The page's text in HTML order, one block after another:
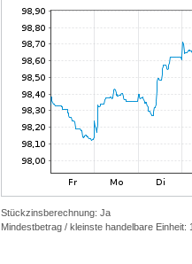
Stückzinsberechnung: Ja
Mindestbetrag / kleinste handelbare Einheit: